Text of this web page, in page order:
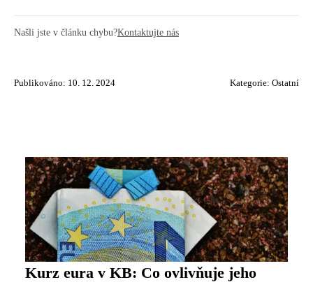
Našli jste v článku chybu?Kontaktujte nás
Publikováno: 10. 12. 2024 Kategorie: Ostatní
Kurz eura v KB: Co ovlivňuje jeho